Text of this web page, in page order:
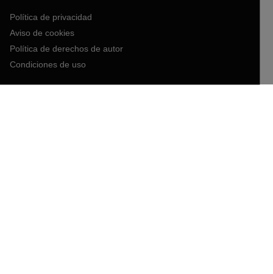
Política de privacidad
Aviso de cookies
Política de derechos de autor
Condiciones de uso